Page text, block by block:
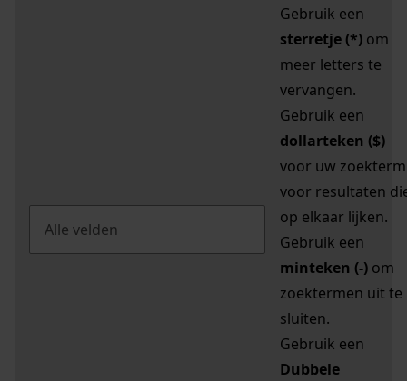
Gebruik een
sterretje (*) om
meer letters te
vervangen.
Gebruik een
dollarteken ($)
voor uw zoekterm
voor resultaten
op elkaar lijken.
Gebruik een
minteken (-) om
zoektermen uit te
sluiten.
Gebruik een
Dubbele